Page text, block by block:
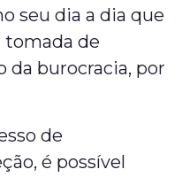
seu dia a dia que
tomada de
da burocracia, por
de
é possível